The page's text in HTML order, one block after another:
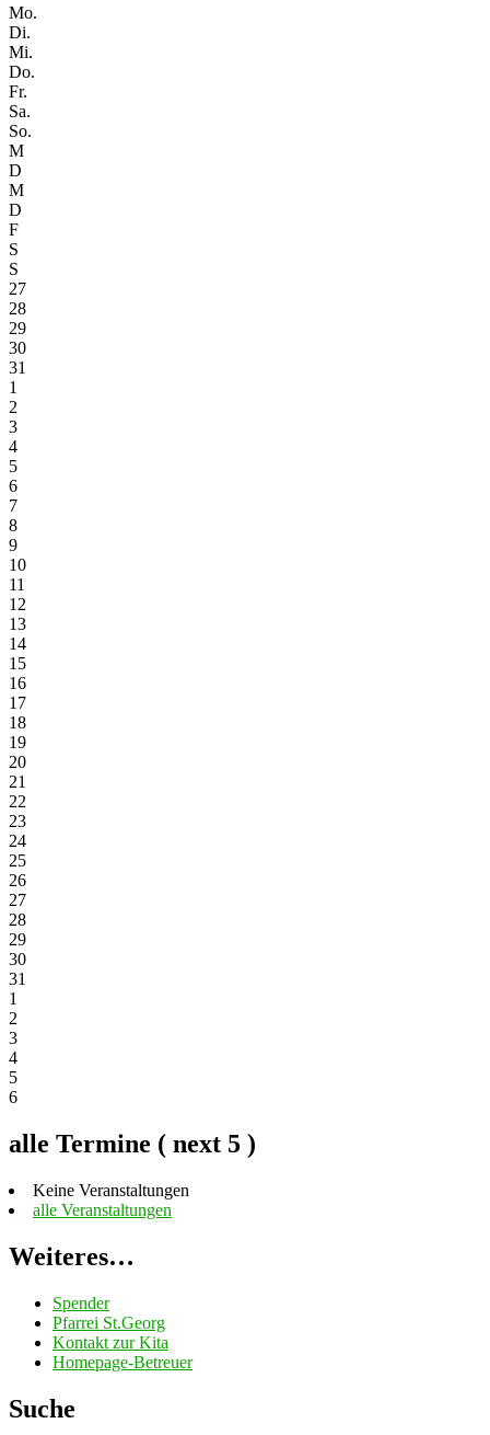
Mo.
Di.
Mi.
Do.
Fr.
Sa.
So.
M
D
M
D
F
S
S
27
28
29
30
31
1
2
3
4
5
6
7
8
9
10
11
12
13
14
15
16
17
18
19
20
21
22
23
24
25
26
27
28
29
30
31
1
2
3
4
5
6
alle Termine ( next 5 )
Keine Veranstaltungen
alle Veranstaltungen
Weiteres…
Spender
Pfarrei St.Georg
Kontakt zur Kita
Homepage-Betreuer
Suche